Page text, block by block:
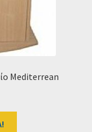
Mediterrean